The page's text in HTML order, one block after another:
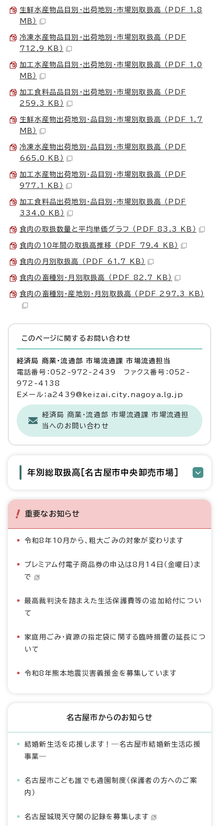
生鮮水産物品目別・出荷地別・市場別取扱高 （PDF 1.8
MB）
冷凍水産物品目別・出荷地別・市場別取扱高 （PDF
712.9 KB）
加工水産物品目別・出荷地別・市場別取扱高 （PDF 1.0
MB）
加工食料品品目別・出荷地別・市場別取扱高 （PDF
259.3 KB）
生鮮水産物出荷地別・品目別・市場別取扱高 （PDF 1.7
MB）
冷凍水産物出荷地別・品目別・市場別取扱高 （PDF
665.0 KB）
加工水産物出荷地別・品目別・市場別取扱高 （PDF
977.1 KB）
加工食料品出荷地別・品目別・市場別取扱高 （PDF
334.0 KB）
食肉の取扱数量と平均単価グラフ （PDF 83.3 KB）
食肉の10年間の取扱高推移 （PDF 79.4 KB）
食肉の月別取扱高 （PDF 61.7 KB）
食肉の畜種別・月別取扱高 （PDF 82.7 KB）
食肉の畜種別・産地別・月別取扱高 （PDF 297.3 KB）
このページに関する お問い合わせ
経済局 商業・流通部 市場流通課 市場流通担当
電話番号：052-972-2439 ファクス番号：052-
972-4138
Eメール：a2439@keizai.city.nagoya.lg.jp
経済局 商業・流通部 市場流通課 市場流通担
当へのお問い合わせ
年別総取扱高［名古屋市中央卸売市場］
重要なお知らせ
令和8年10月から、粗大ごみの対象が変わります
プレミアム付電子商品券の申込は8月14日（金曜日）ま
で
最高裁判決を踏まえた生活保護費等の追加給付につい
て
家庭用ごみ・資源の指定袋に関する臨時措置の延長につ
いて
令和8年熊本地震災害義援金を募集しています
名古屋市からのお知らせ
結婚新生活を応援します！―名古屋市結婚新生活応援
事業―
名古屋市こども誰でも通園制度（保護者の方へのご案
内）
名古屋城現天守閣の記録を募集します